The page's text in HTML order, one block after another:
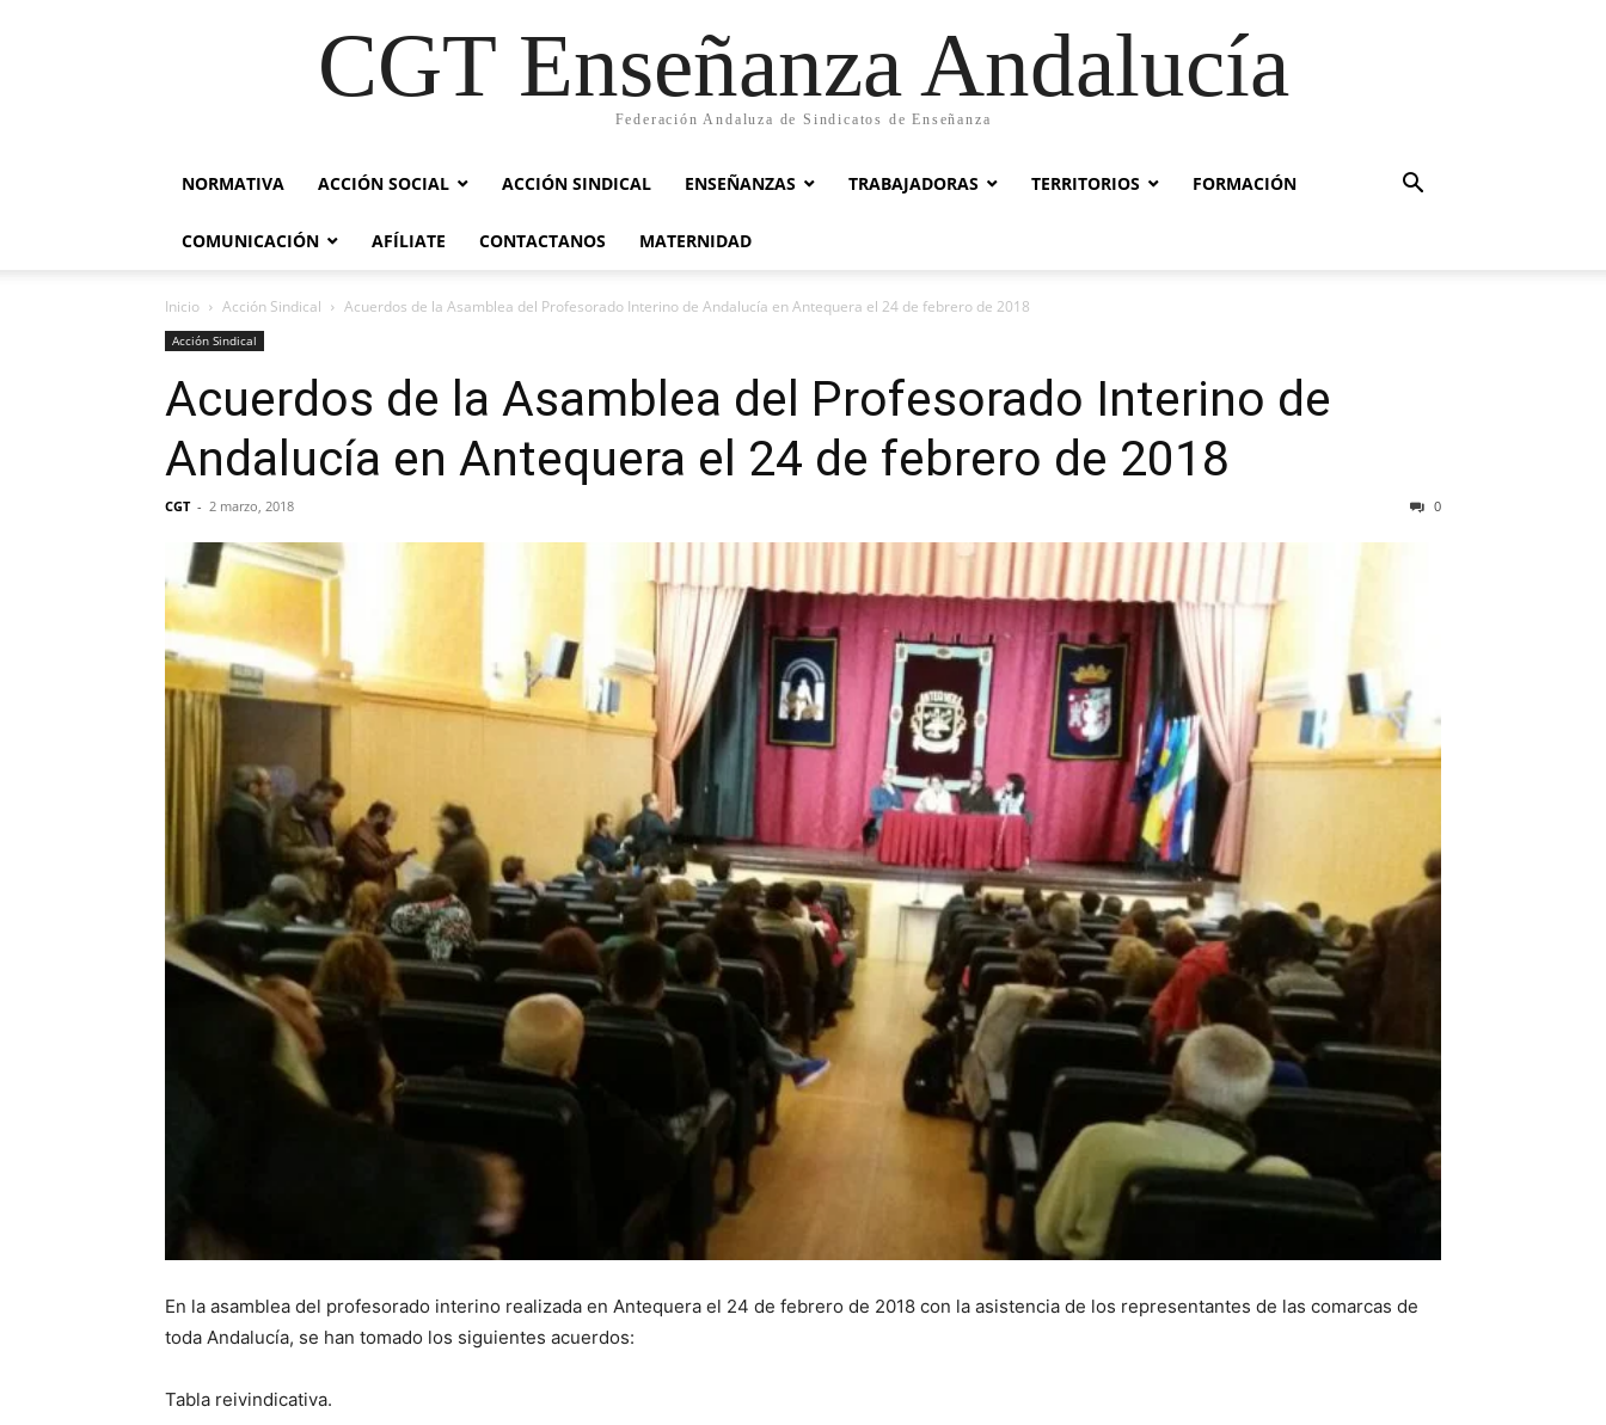
CGT Enseñanza Andalucía
Federación Andaluza de Sindicatos de Enseñanza
NORMATIVA ACCIÓN SOCIAL ACCIÓN SINDICAL ENSEÑANZAS TRABAJADORAS TERRITORIOS FORMACIÓN
COMUNICACIÓN AFÍLIATE CONTACTANOS MATERNIDAD
Inicio Acción Sindical Acuerdos de la Asamblea del Profesorado Interino de Andalucía en Antequera el 24 de febrero de 2018
Acción Sindical
Acuerdos de la Asamblea del Profesorado Interino de
Andalucía en Antequera el 24 de febrero de 2018
CGT - 2 marzo, 2018 0
En la asamblea del profesorado interino realizada en Antequera el 24 de febrero de 2018 con la asistencia de los representantes de las comarcas de
toda Andalucía, se han tomado los siguientes acuerdos:
Tabla reivindicativa.